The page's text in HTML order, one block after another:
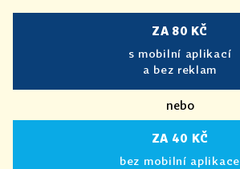
ZA 80 KČ
s mobilní aplikací
a bez reklam
nebo
ZA 40 KČ
bez mobilní aplikace